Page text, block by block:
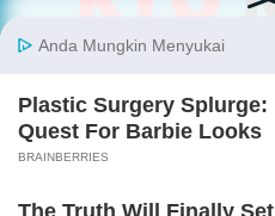
Kabarbaru.co